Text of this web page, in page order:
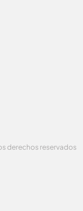
derechos reservados